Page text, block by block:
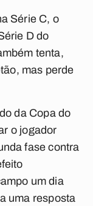
Série C, o
D do
tenta,
mas perde
da Copa do
o jogador
fase contra
um dia
uma resposta